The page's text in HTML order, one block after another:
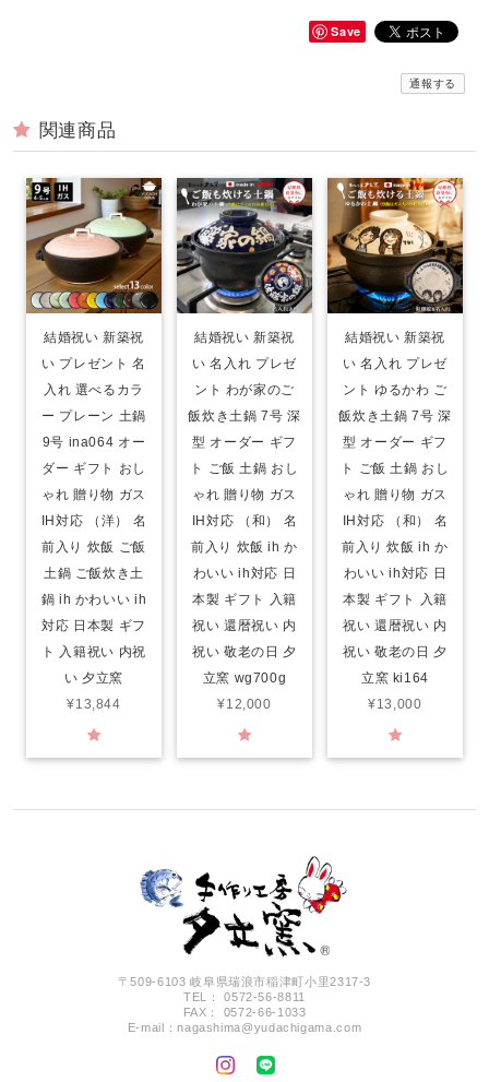
Save
通報する
関連商品
結婚祝い 新築祝
い プレゼント 名
入れ 選べるカラ
ー プレーン 土鍋
9号 ina064 オー
ダー ギフト おし
ゃれ 贈り物 ガス
IH対応 （洋） 名
前入り 炊飯 ご飯
土鍋 ご飯炊き土
鍋 ih かわいい ih
対応 日本製 ギフ
ト 入籍祝い 内祝
い 夕立窯
¥13,844
結婚祝い 新築祝
い 名入れ プレゼ
ント わが家のご
飯炊き土鍋 7号 深
型 オーダー ギフ
ト ご飯 土鍋 おし
ゃれ 贈り物 ガス
IH対応 （和） 名
前入り 炊飯 ih か
わいい ih対応 日
本製 ギフト 入籍
祝い 還暦祝い 内
祝い 敬老の日 夕
立窯 wg700g
¥12,000
結婚祝い 新築祝
い 名入れ プレゼ
ント ゆるかわ ご
飯炊き土鍋 7号 深
型 オーダー ギフ
ト ご飯 土鍋 おし
ゃれ 贈り物 ガス
IH対応 （和） 名
前入り 炊飯 ih か
わいい ih対応 日
本製 ギフト 入籍
祝い 還暦祝い 内
祝い 敬老の日 夕
立窯 ki164
¥13,000
〒509-6103 岐阜県瑞浪市稲津町小里2317-3
TEL： 0572-56-8811
FAX： 0572-66-1033
E-mail：nagashima@yudachigama.com